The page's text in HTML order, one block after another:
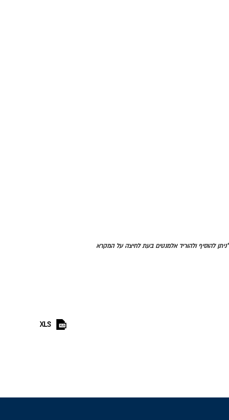
*ניתן להוסיף ולהוריד אלמנטים בעת לחיצה על המקרא
XLS